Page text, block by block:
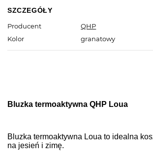
SZCZEGÓŁY
Producent
QHP
Kolor
granatowy
Bluzka termoaktywna QHP Loua
Bluzka termoaktywna Loua to idealna
na jesień i zimę.